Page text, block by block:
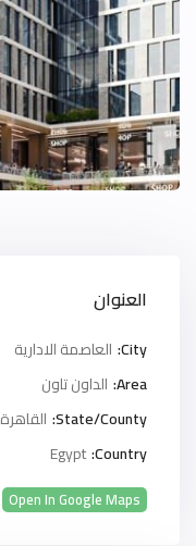
العنوان
City: العاصمة الادارية
Area: الداون تاون
State/County: القاهرة
Country:
Egypt
Open In Google Maps